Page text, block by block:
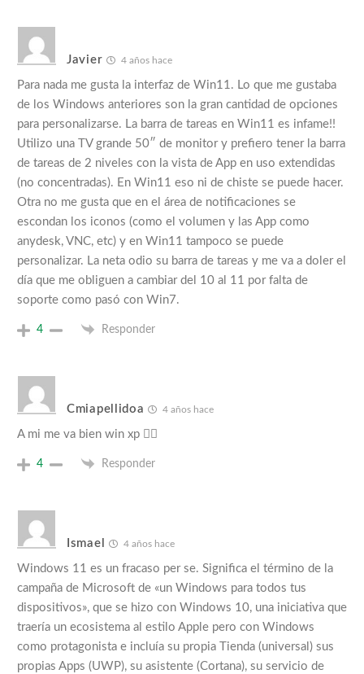
Javier 4 años hace
Para nada me gusta la interfaz de Win11. Lo que me gustaba
de los Windows anteriores son la gran cantidad de opciones
para personalizarse. La barra de tareas en Win11 es infame!!
Utilizo una TV grande 50″ de monitor y prefiero tener la barra
de tareas de 2 niveles con la vista de App en uso extendidas
(no concentradas). En Win11 eso ni de chiste se puede hacer.
Otra no me gusta que en el área de notificaciones se
escondan los iconos (como el volumen y las App como
anydesk, VNC, etc) y en Win11 tampoco se puede
personalizar. La neta odio su barra de tareas y me va a doler el
día que me obliguen a cambiar del 10 al 11 por falta de
soporte como pasó con Win7.
4 Responder
Cmiapellidoa 4 años hace
A mi me va bien win xp 🤷‍♂️
4 Responder
Ismael 4 años hace
Windows 11 es un fracaso per se. Significa el término de la
campaña de Microsoft de «un Windows para todos tus
dispositivos», que se hizo con Windows 10, una iniciativa que
traería un ecosistema al estilo Apple pero con Windows
como protagonista e incluía su propia Tienda (universal) sus
propias Apps (UWP), su asistente (Cortana), su servicio de